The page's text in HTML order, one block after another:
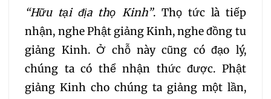
“Hữu tại địa thọ Kinh”. Thọ tức là tiếp
nhận, nghe Phật giảng Kinh, nghe đồng tu
giảng Kinh. Ở chỗ này cũng có đạo lý,
chúng ta có thể nhận thức được. Phật
giảng Kinh cho chúng ta giảng một lần,